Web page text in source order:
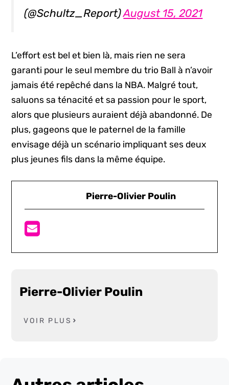
(@Schultz_Report)August 15, 2021
L’effort est bel et bien là, mais rien ne sera
garanti pour le seul membre du trio Ball à n’avoir
jamais été repêché dans la NBA. Malgré tout,
saluons sa ténacité et sa passion pour le sport,
alors que plusieurs auraient déjà abandonné. De
plus, gageons que le paternel de la famille
envisage déjà un scénario impliquant ses deux
plus jeunes fils dans la même équipe.
Pierre-Olivier Poulin
Pierre-Olivier Poulin
VOIR PLUS